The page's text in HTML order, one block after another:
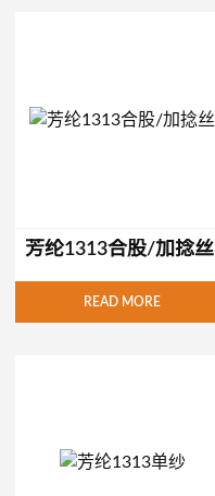
READ MORE
芳纶1313合股/加捻丝